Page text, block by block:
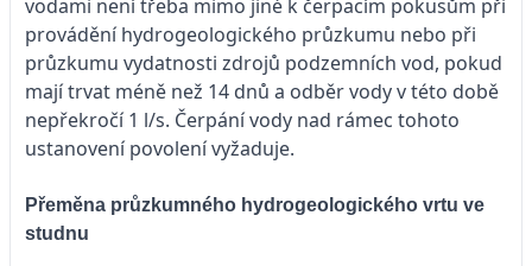
vodami není třeba mimo jiné k čerpacím pokusům při
provádění hydrogeologického průzkumu nebo při
průzkumu vydatnosti zdrojů podzemních vod, pokud
mají trvat méně než 14 dnů a odběr vody v této době
nepřekročí 1 l/s. Čerpání vody nad rámec tohoto
ustanovení povolení vyžaduje.
Přeměna průzkumného hydrogeologického vrtu ve
studnu